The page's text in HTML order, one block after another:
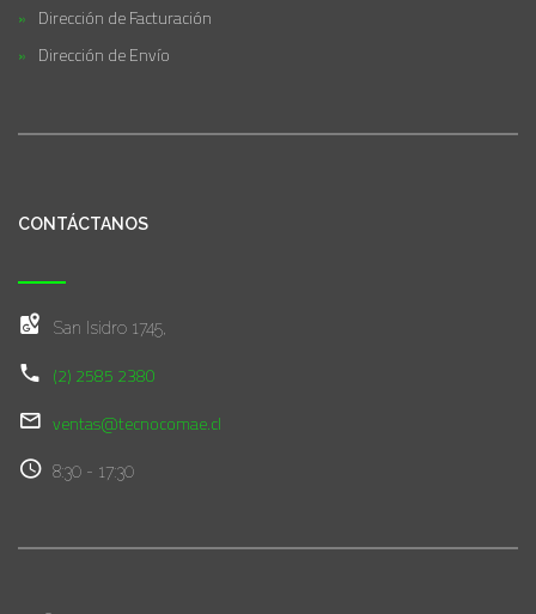
Dirección de Facturación
Dirección de Envío
CONTÁCTANOS
San Isidro 1745,
(2) 2585 2380
ventas@tecnocomae.cl
8:30 - 17:30